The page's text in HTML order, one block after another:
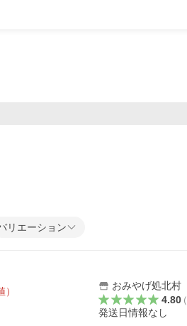
リエーション
）
おみやげ処北村
4.80（
発送日情報なし